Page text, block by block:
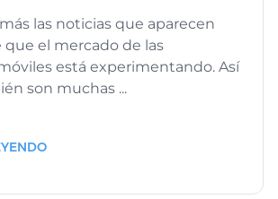
las noticias que aparecen
que el mercado de las
está experimentando. Así
son muchas ...